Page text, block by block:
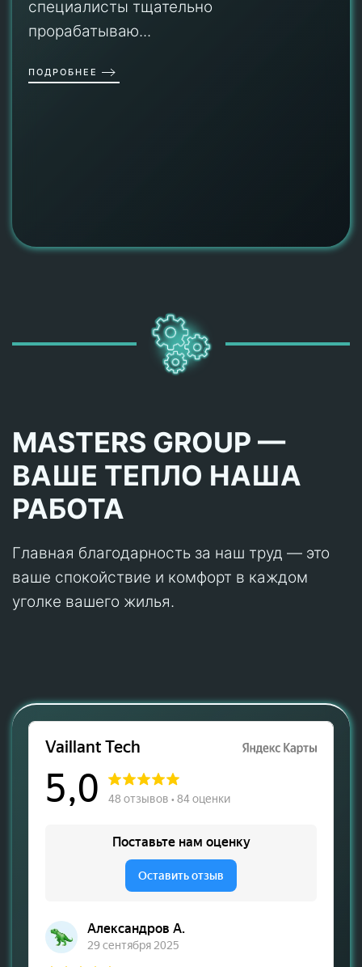
специалисты тщательно
прорабатываю...
ПОДРОБНЕЕ
MASTERS GROUP —
ВАШЕ ТЕПЛО НАША
РАБОТА
Главная благодарность за наш труд — это
ваше спокойствие и комфорт в каждом
уголке вашего жилья.